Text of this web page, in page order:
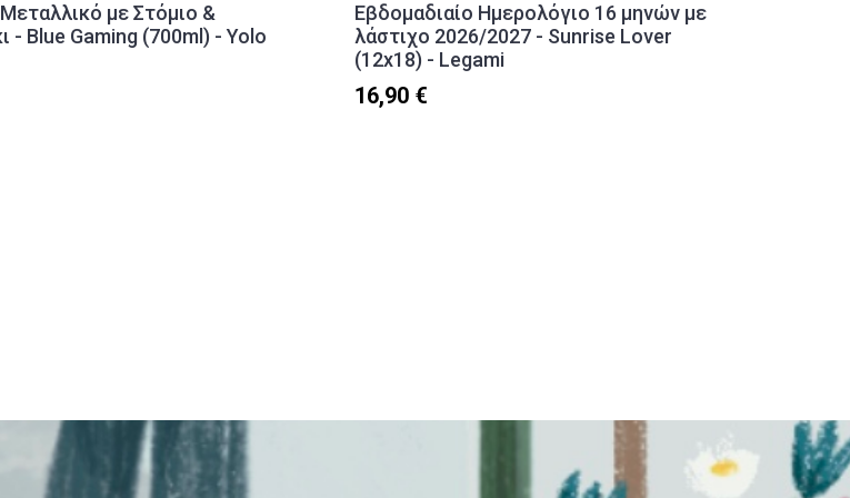
με Στόμιο &
- Blue Gaming (700ml) - Yolo
Εβδομαδιαίο Ημερολόγιο 16 μηνών με
λάστιχο 2026/2027 - Sunrise Lover
(12x18) - Legami
16,90 €